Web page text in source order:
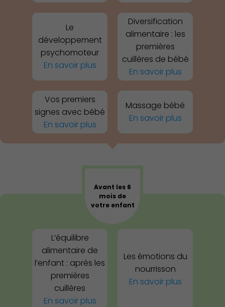
Économie Commerce
Emploi
Le
développement
psychomoteur
En savoir plus
Diversification
alimentaire : les
premières
cuillères de bébé
En savoir plus
Vos premiers
signes avec bébé
En savoir plus
Massage bébé
En savoir plus
Avant les 6
mois de
votre enfant
L’équilibre
alimentaire de
l’enfant : après les
premières
cuillères
En savoir plus
Les émotions du
nourrisson
En savoir plus